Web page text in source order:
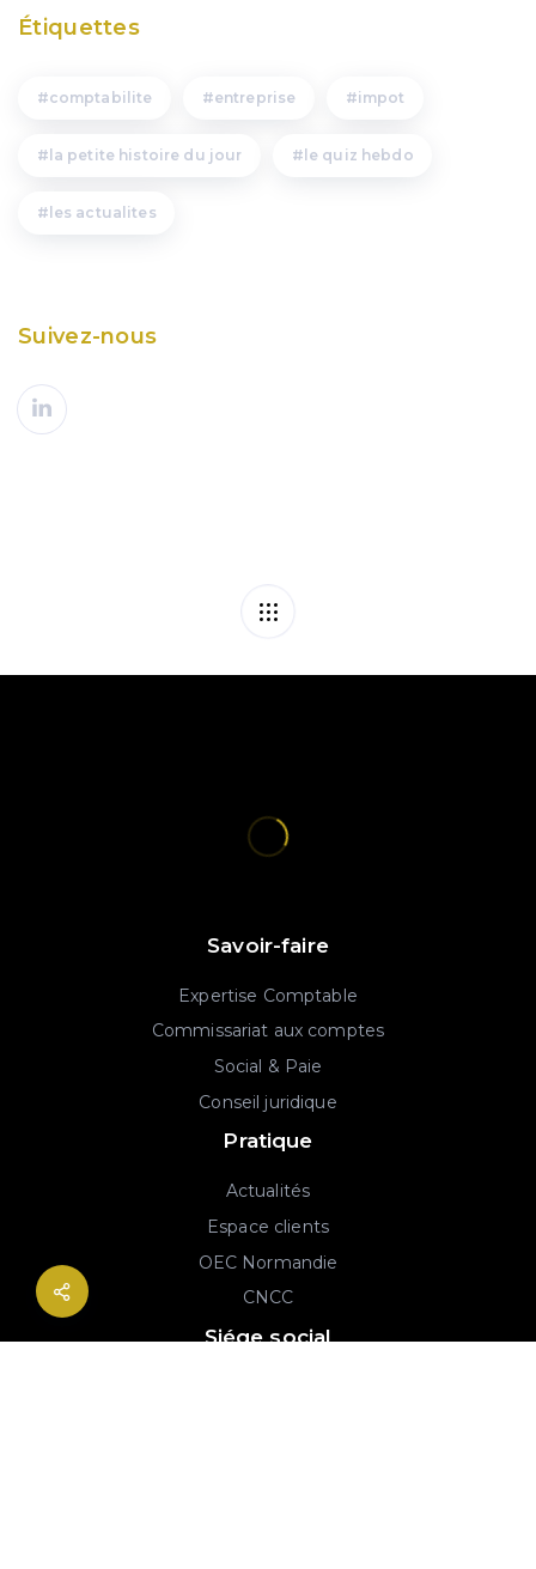
Étiquettes
comptabilite entreprise impot
la petite histoire du jour le quiz hebdo
les actualites
Suivez-nous
Savoir-faire
Expertise Comptable
Commissariat aux comptes
Social & Paie
Conseil juridique
Pratique
Actualités
Espace clients
OEC Normandie
CNCC
Siége social